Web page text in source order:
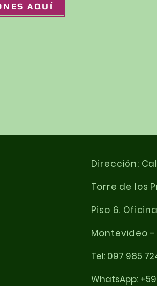
AQUÍ
Dirección:
Torre de los
Piso 6. Oficina
Montevideo -
Tel: 097 985
WhatsApp: